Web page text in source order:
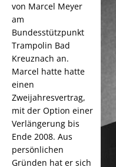
von Marcel Meyer
am
Bundesstützpunkt
Trampolin Bad
Kreuznach an.
Marcel hatte hatte
einen
Zweijahresvertrag,
mit der Option einer
Verlängerung bis
Ende 2008. Aus
persönlichen
Gründen hat er sich